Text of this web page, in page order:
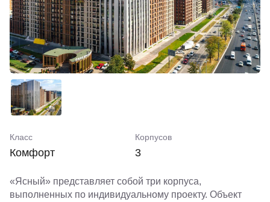
Класс
Комфорт
Корпусов
3
«Ясный» представляет собой три корпуса,
выполненных по индивидуальному проекту. Объект